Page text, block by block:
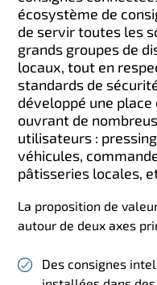
écosystème de
de servir toutes les
grands groupes de
locaux, tout en
standards de
développé une
ouvrant de
utilisateurs :
véhicules,
pâtisseries locales,
La proposition de
autour de deux axes
Des consignes